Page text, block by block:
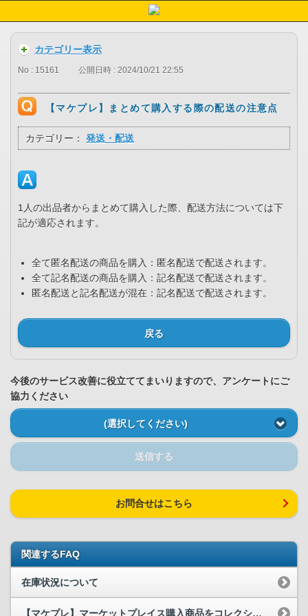
カテゴリー表示
No : 15161 公開日時 : 2024/10/21 22:55
【マケプレ】まとめて購入する際の配送の注意点
カテゴリー： 発送・配送
1人の出品者からまとめて購入した際、配送方法については下
記が適応されます。
全て匿名配送の商品を購入：匿名配送で配送されます。
全て記名配送の商品を購入：記名配送で配送されます。
匿名配送と記名配送が混在：記名配送で配送されます。
戻る
今後のサービス改善に役立ててまいりますので、アンケートにご
協力ください
(選択してください)
送信する
お問合せはこちら
関連するFAQ
在庫状況について
【マケプレ】マーケットプレイス購入商品をコレクションへ追加